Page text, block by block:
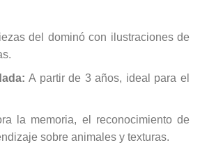
del dominó con ilustraciones de
A partir de 3 años, ideal para el
la memoria, el reconocimiento de
sobre animales y texturas.